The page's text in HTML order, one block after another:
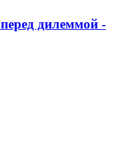
дилеммой -